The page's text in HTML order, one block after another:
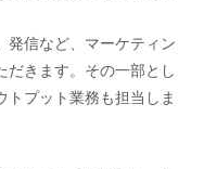
発信など、マーケティン
だきます。その一部とし
トプット業務も担当しま